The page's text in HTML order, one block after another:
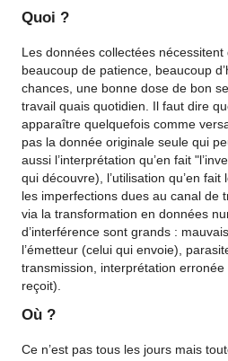
Quoi ?
Les données collectées
beaucoup de patience, beaucoup
chances, une bonne dose de bon
travail quais quotidien. Il faut dire
apparaître quelquefois comme
pas la donnée originale seule qui
aussi l’interprétation qu’en fait
qui découvre), l’utilisation qu’en
les imperfections dues au canal de
via la transformation en données
d’interférence sont grands :
l’émetteur (celui qui envoie),
transmission, interprétation
reçoit).
Où ?
Ce n’est pas tous les jours mais